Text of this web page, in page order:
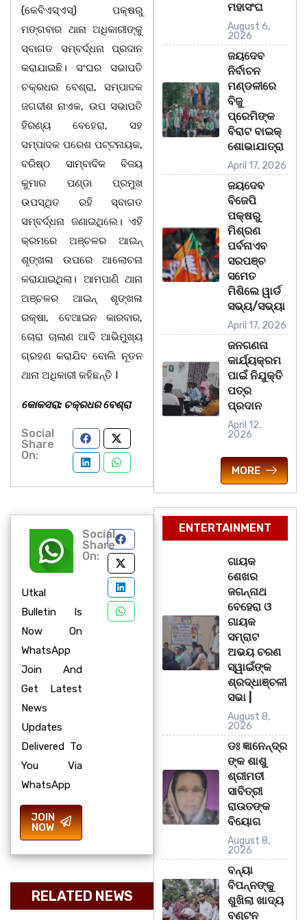
(କେବିଏସ୍ଏସ୍) ପକ୍ଷରୁ
ମଙ୍ଗବାର ଥାନା ଅଧିକାରୀଙ୍କୁ
ସ୍ବାଗତ ସମ୍ବର୍ଦ୍ଧନା ପ୍ରଦାନ
କରାଯାଇଛି। ସଂଘର ସଭାପତି
ଚକ୍ରଧର ବେଶ୍ରା, ସମ୍ପାଦକ
ଜଗଦୀଶ ନାଏକ, ଉପ ସଭାପତି
ହିରଣ୍ୟ ବେହେରା, ସହ
ସମ୍ପାଦକ ପରେଶ ପଟ୍ଟନାୟକ,
ବରିଷ୍ଠ ସାମ୍ବାଦିକ ବିଜୟ
କୁମାର ପଣ୍ଡା ପ୍ରମୁଖ
ଉପସ୍ଥିତ ରହି ସ୍ବାଗତ
ସମ୍ବର୍ଦ୍ଧନା ଜଣାଇଥିଲେ। ଏହି
କ୍ରମରେ ଅଞ୍ଚଳର ଆଇନ୍
ଶୃଙ୍ଖଳା ଉପରେ ଆଲୋଚନା
କରାଯାଇଥିଲା। ଆମପାଣି ଥାନା
ଅଞ୍ଚଳର ଆଇନ୍ ଶୃଙ୍ଖଳା
ରକ୍ଷା, ବେଆଇନ କାରବାର,
ଚୋରା ଚାଲାଣ ଆଦି ଆଭିମୁଖ୍ୟ
ଗ୍ରହଣ କରାଯିବ ବୋଲି ନୂତନ
ଥାନା ଅଧିକାରୀ କହିଛନ୍ତି I
କୋକସରା: ଚକ୍ରଧର ବେଶ୍ରା
Social
Share
On:
Utkal
Bulletin Is
Now On
WhatsApp
Join And
Get Latest
News
Updates
Delivered To
You Via
WhatsApp
JOIN
NOW
Social
Share
On:
RELATED NEWS
ମହାସଂଘ
August 6,
2026
ଜୟଦେବ
ନିର୍ବାଚନ
ମଣ୍ଡଳୀରେ
ବିଜୁ
ପ୍ରେମିଙ୍କ
ବିରାଟ ବାଇକ୍
ଶୋଭାଯାତ୍ରା
April 17, 2026
ଜୟଦେବ
ବିଜେପି
ପକ୍ଷରୁ
ମିଶ୍ରଣ
ପର୍ବନାଏବ
ସରପଞ୍ଚ
ସମେତ
ମିଶିଲେ ୱାର୍ଡ
ସଭ୍ୟ/ସଭ୍ୟା
April 17, 2026
ଜନଗଣନା
କାର୍ଯ୍ୟକ୍ରମ
ପାଇଁ ନିଯୁକ୍ତି
ପତ୍ର
ପ୍ରଦାନ
April 12,
2026
MORE
ENTERTAINMENT
ଗାୟକ
ଶେଖର
ଜଗନ୍ନାଥ
ବେହେରା ଓ
ଗାୟକ
ସମ୍ରାଟ
ଅଭୟ ଚରଣ
ସ୍ୱାଇଁଙ୍କ
ଶ୍ରଦ୍ଧାଞ୍ଚଳୀ
ସଭା |
August 8,
2026
ଡଃ ଜ୍ଞାନେନ୍ଦ୍ର
ଙ୍କ ଶାଶୁ
ଶ୍ରୀମତୀ
ସାବିତ୍ରୀ
ରାଉତଙ୍କ
ବିୟୋଗ
August 8,
2026
ବନ୍ୟା
ବିପନ୍ନଙ୍କୁ
ଶୁଖିଲା ଖାଦ୍ୟ
ବଣ୍ଟନ